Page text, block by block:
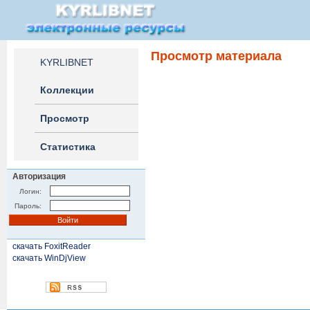
KYRLIBNET
Коллекции
Просмотр
Статистика
Авторизация
Логин:
Пароль:
скачать FoxitReader
скачать WinDjView
Просмотр материала